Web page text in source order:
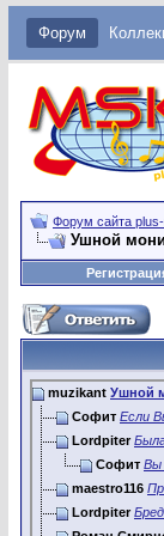
Форум
Форум сайта
Ушной
muzikant Ушной
Софит Если
Lordpiter
Софит Вы
maestro116
Lordpiter